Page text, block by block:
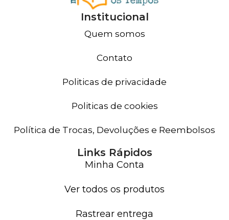
Institucional
Quem somos
Contato
Politicas de privacidade
Politicas de cookies
Política de Trocas, Devoluções e Reembolsos
Links Rápidos
Minha Conta
Ver todos os produtos
Rastrear entrega